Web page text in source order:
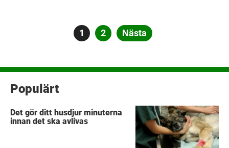
Sidnumrering
Sida
1 Sida
2 Nästa
Populärt
Det gör ditt husdjur minuterna
innan det ska avlivas